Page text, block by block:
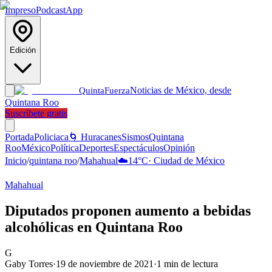
ImpresoPodcastApp
Edición
QuintaFuerzaNoticias de México, desde
Quintana Roo
Suscríbete gratis
PortadaPoliciaca 🌀 HuracanesSismosQuintana
RooMéxicoPolíticaDeportesEspectáculosOpinión
Inicio/quintana roo/Mahahual☁️14°C· Ciudad de México
Mahahual
Diputados proponen aumento a bebidas
alcohólicas en Quintana Roo
G
Gaby Torres·19 de noviembre de 2021 ·1 min de lectura